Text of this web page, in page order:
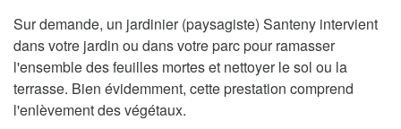
Sur demande, un jardinier (paysagiste) Santeny intervient
dans votre jardin ou dans votre parc pour ramasser
l'ensemble des feuilles mortes et nettoyer le sol ou la
terrasse. Bien évidemment, cette prestation comprend
l'enlèvement des végétaux.